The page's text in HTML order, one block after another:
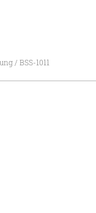
/ BSS-1011